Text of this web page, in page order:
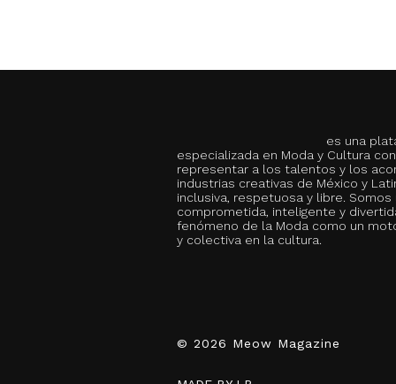
es una
especializada en Moda y Cultura
representar a los talentos y los
industrias creativas de México y
inclusiva, respetuosa y libre.
comprometida, inteligente y
fenómeno de la Moda como un
y colectiva en la cultura.
© 2026 Meow Magazine